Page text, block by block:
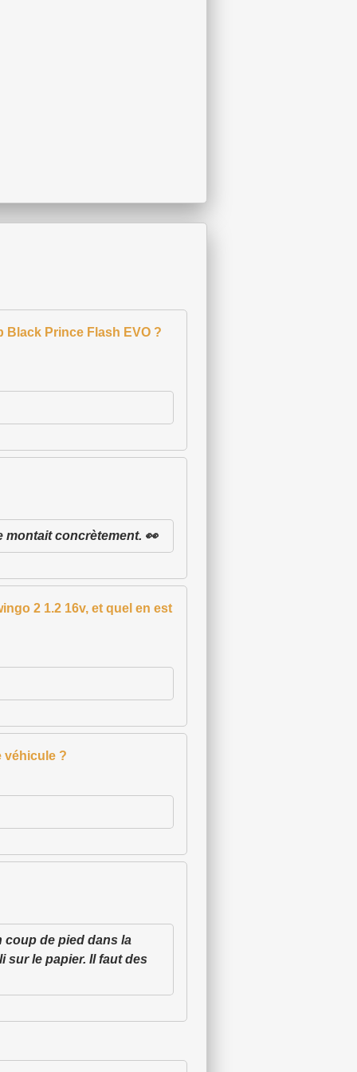
Prince Flash EVO ?
montait concrètement. 👀
2 1.2 16v, et quel en est
véhicule ?
coup de pied dans la
sur le papier. Il faut des